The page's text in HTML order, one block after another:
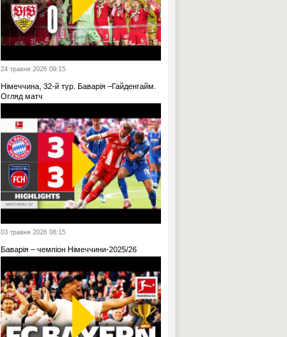
24 травня 2026 09:15
Німеччина, 32-й тур. Баварія –Гайденгайм.
Огляд матч
03 травня 2026 08:15
Баварія – чемпіон Німеччини-2025/26